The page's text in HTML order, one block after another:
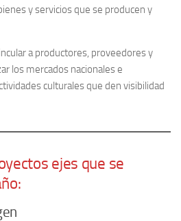
y servicios que se producen y
a productores, proveedores y
los mercados nacionales e
culturales que den visibilidad
ejes que se